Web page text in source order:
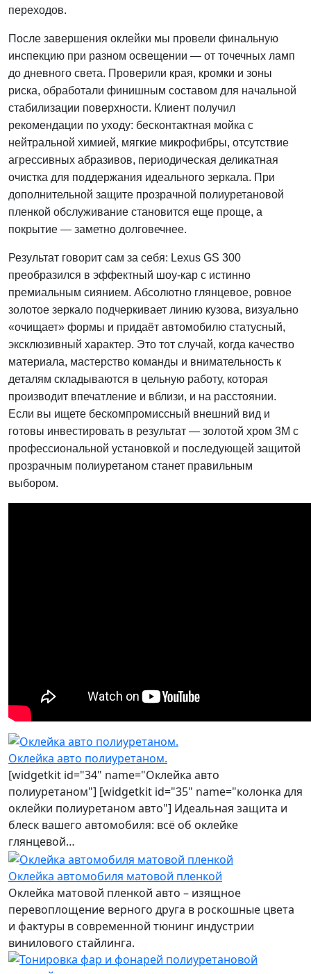
переходов.
После завершения оклейки мы провели финальную
инспекцию при разном освещении — от точечных ламп
до дневного света. Проверили края, кромки и зоны
риска, обработали финишным составом для начальной
стабилизации поверхности. Клиент получил
рекомендации по уходу: бесконтактная мойка с
нейтральной химией, мягкие микрофибры, отсутствие
агрессивных абразивов, периодическая деликатная
очистка для поддержания идеального зеркала. При
дополнительной защите прозрачной полиуретановой
пленкой обслуживание становится еще проще, а
покрытие — заметно долговечнее.
Результат говорит сам за себя: Lexus GS 300
преобразился в эффектный шоу-кар с истинно
премиальным сиянием. Абсолютно глянцевое, ровное
золотое зеркало подчеркивает линию кузова, визуально
«очищает» формы и придаёт автомобилю статусный,
эксклюзивный характер. Это тот случай, когда качество
материала, мастерство команды и внимательность к
деталям складываются в цельную работу, которая
производит впечатление и вблизи, и на расстоянии.
Если вы ищете бескомпромиссный внешний вид и
готовы инвестировать в результат — золотой хром 3M с
профессиональной установкой и последующей защитой
прозрачным полиуретаном станет правильным
выбором.
Оклейка авто полиуретаном.
[widgetkit id="34" name="Оклейка авто
полиуретаном"] [widgetkit id="35" name="колонка для
оклейки полиуретаном авто"] Идеальная защита и
блеск вашего автомобиля: всё об оклейке
глянцевой…
Оклейка автомобиля матовой пленкой
Оклейка матовой пленкой авто – изящное
перевоплощение верного друга в роскошные цвета
и фактуры в современной тюнинг индустрии
винилового стайлинга.